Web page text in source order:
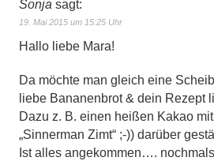
Sonja sagt:
19. Mai 2015 um 15:25 Uhr
Hallo liebe Mara!
Da möchte man gleich eine
liebe Bananenbrot & dein Rezept
Dazu z. B. einen heißen Kakao
„Sinnerman Zimt“ ;-)) darüber
Ist alles angekommen….